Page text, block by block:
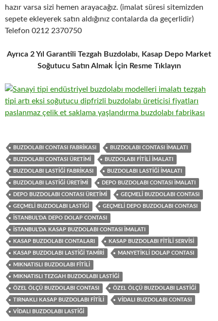
hazır varsa sizi hemen arayacağız. (imalat süresi sitemizden
sepete ekleyerek satın aldığınız contalarda da geçerlidir)
Telefon 0212 2370750
Ayrıca 2 Yıl Garantili Tezgah Buzdolabı, Kasap Depo Market
Soğutucu Satın Almak İçin Resme Tıklayın
BUZDOLABI CONTASI FABRIKASI BUZDOLABI CONTASI IMALATI
BUZDOLABI CONTASI ÜRETIMI BUZDOLABI FITILI IMALATI
BUZDOLABI LASTIĞI FABRIKASI BUZDOLABI LASTIĞI IMALATI
BUZDOLABI LASTIĞI ÜRETIMI DEPO BUZDOLABI CONTASI IMALATI
DEPO BUZDOLABI CONTASI ÜRETIMI GEÇMELI BUZDOLABI CONTASI
GEÇMELI BUZDOLABI LASTIĞI GEÇMELI DEPO BUZDOLABI CONTASI
İSTANBUL'DA DEPO DOLAP CONTASI
İSTANBUL'DA KASAP BUZDOLABI CONTASI IMALATI
KASAP BUZDOLABI CONTALARI KASAP BUZDOLABI FITILI SERVISI
KASAP BUZDOLABI LASTIĞI TAMIRI MANYETIKLI DOLAP CONTASI
MIKNATISLI BUZDOLABI FITILI
MIKNATISLI TEZGAH BUZDOLABI LASTIĞI
ÖZEL ÖLÇÜ BUZDOLABI CONTASI ÖZEL ÖLÇÜ BUZDOLABI LASTIĞI
TIRNAKLI KASAP BUZDOLABI FITILI VIDALI BUZDOLABI CONTASI
VIDALI BUZDOLABI LASTIĞI